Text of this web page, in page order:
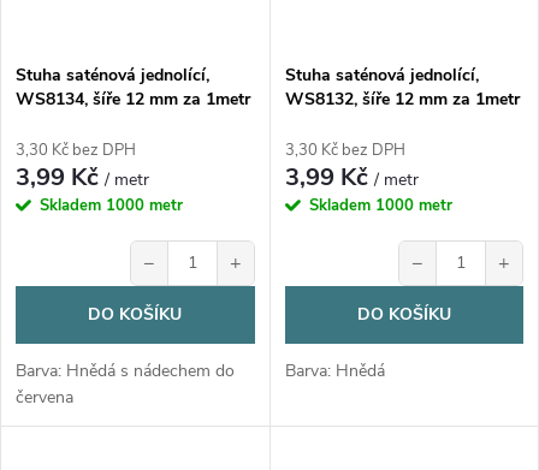
Stuha saténová jednolící,
WS8134, šíře 12 mm za 1metr
3,30 Kč bez DPH
3,99 Kč/ metr
Skladem 1000 metr
− +
DO KOŠÍKU
Barva: Hnědá s nádechem do
červena
Stuha saténová jednolící,
WS8132, šíře 12 mm za 1metr
3,30 Kč bez DPH
3,99 Kč/ metr
Skladem 1000 metr
− +
DO KOŠÍKU
Barva: Hnědá